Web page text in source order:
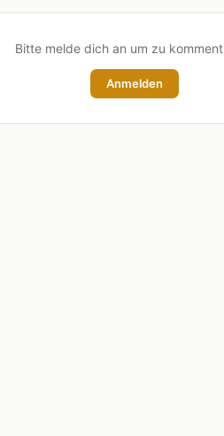
Bitte melde dich an um zu
Anmelden